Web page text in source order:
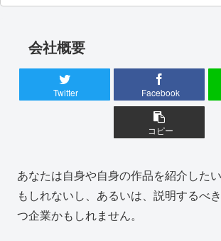
会社概要
Twitter Facebook
コピー
あなたは自身や自身の作品を紹介した
もしれないし、あるいは、説明するべ
つ企業かもしれません。